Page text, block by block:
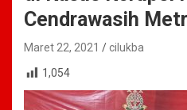
Cendrawasih
Maret 22, 2021
cilukba
1,054